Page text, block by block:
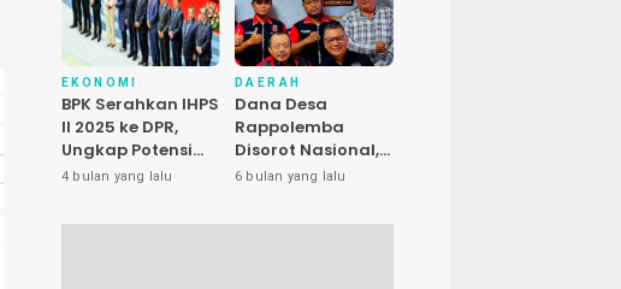
EKONOMI
BPK Serahkan IHPS
II 2025 ke DPR,
Ungkap Potensi
Penyelamatan
Puluhan Triliun
4 bulan yang lalu
DAERAH
Dana Desa
Rappolemba
Disorot Nasional,
Presiden LIRA Nilai
Abuse of Power
6 bulan yang lalu